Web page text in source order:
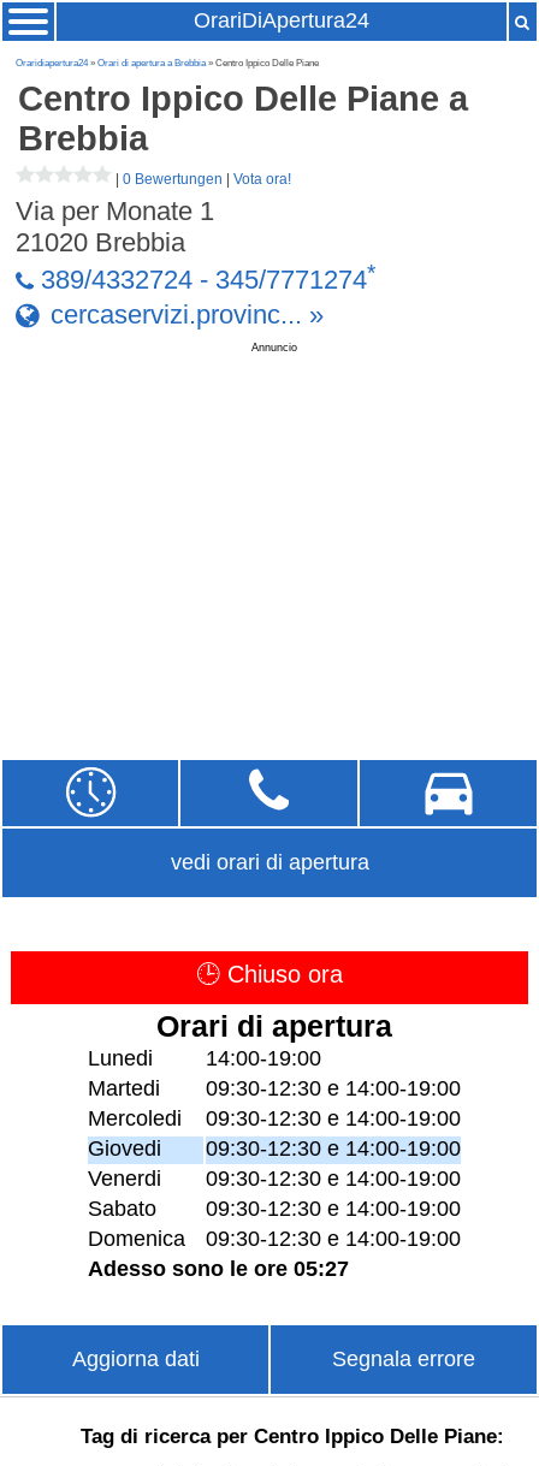
OrariDiApertura24
Oraridiapertura24»Orari di apertura a Brebbia» Centro Ippico Delle Piane
Centro Ippico Delle Piane a
Brebbia
|0 Bewertungen |Vota ora!
Via per Monate 1
21020 Brebbia
389/4332724 - 345/7771274*
cercaservizi.provinc... »
Annuncio
vedi orari di apertura
🕒 Chiuso ora
Orari di apertura
Lunedi
14:00-19:00
Martedi
09:30-12:30 e 14:00-19:00
Mercoledi
09:30-12:30 e 14:00-19:00
Giovedi
09:30-12:30 e 14:00-19:00
Venerdi
09:30-12:30 e 14:00-19:00
Sabato
09:30-12:30 e 14:00-19:00
Domenica
09:30-12:30 e 14:00-19:00
Adesso sono le ore 05:27
Aggiorna dati Segnala errore
Tag di ricerca per Centro Ippico Delle Piane: